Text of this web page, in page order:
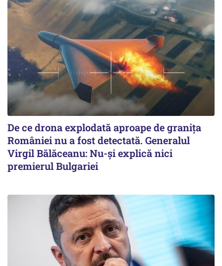
De ce drona explodată aproape de granița
României nu a fost detectată. Generalul
Virgil Bălăceanu: Nu-și explică nici
premierul Bulgariei